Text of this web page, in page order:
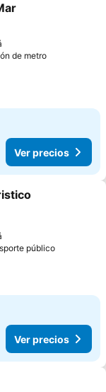
de metro
Ver precios
público
Ver precios